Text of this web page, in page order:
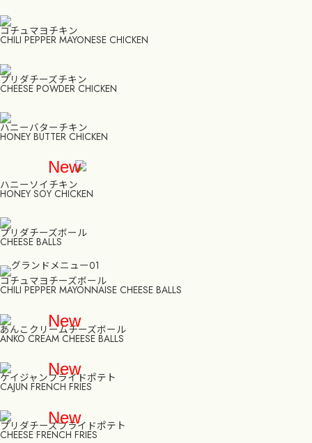
コチュマヨチキン
CHILI PEPPER MAYONESE CHICKEN
プリダチーズチキン
CHEESE POWDER CHICKEN
ハニーバターチキン
HONEY BUTTER CHICKEN
New
ハニーソイチキン
HONEY SOY CHICKEN
プリダチーズボール
CHEESE BALLS
コチュマヨチーズボール
CHILI PEPPER MAYONNAISE CHEESE BALLS
New
あんこクリームチーズボール
ANKO CREAM CHEESE BALLS
New
ケイジャンフライドポテト
CAJUN FRENCH FRIES
New
プリダチーズフライドポテト
CHEESE FRENCH FRIES